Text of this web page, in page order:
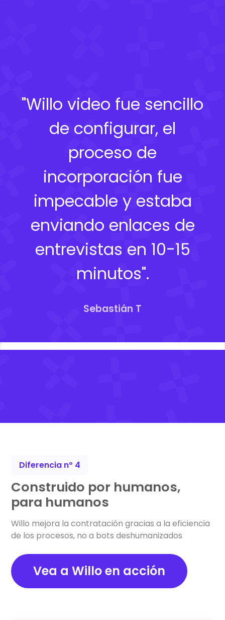
"Willo video fue sencillo
de configurar, el
proceso de
incorporación fue
impecable y estaba
enviando enlaces de
entrevistas en 10-15
minutos".
Sebastián T
Diferencia nº 4
Construido por humanos,
para humanos
Willo mejora la contratación gracias a la eficiencia
de los procesos, no a bots deshumanizados
Vea a Willo en acción